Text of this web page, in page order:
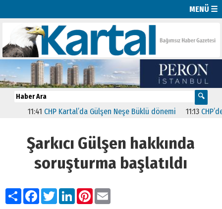
MENÜ ☰
11:41 CHP Kartal’da Gülşen Neşe Büklü dönemi 11:13 CHP’de
Şarkıcı Gülşen hakkında
soruşturma başlatıldı
PaylaşFacebook
TwitterLinkedIn
Pinterest
Email